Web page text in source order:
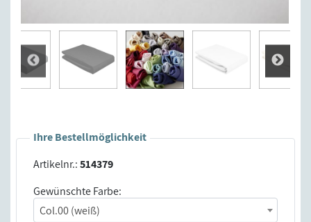
Ihre Bestellmöglichkeit
Artikelnr.:514379
Gewünschte Farbe:
Col.00 (weiß)